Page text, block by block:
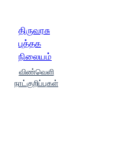
திருவரசு
புத்தக
நிலையம்
விண்வெளி
நாட்குறிப்புகள்